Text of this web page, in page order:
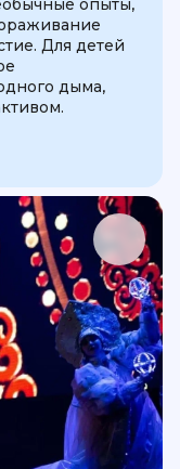
опыты,
Для детей
дыма,